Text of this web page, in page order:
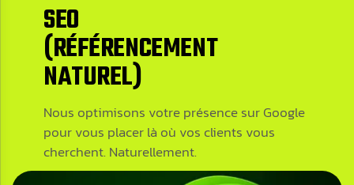
SEO
(RÉFÉRENCEMENT
NATUREL)
Nous optimisons votre présence sur Google
pour vous placer là où vos clients vous
cherchent. Naturellement.
Nous optimisons votre présence sur Google
pour vous placer là où vos clients vous
cherchent. Naturellement.
Let’s Collaborate